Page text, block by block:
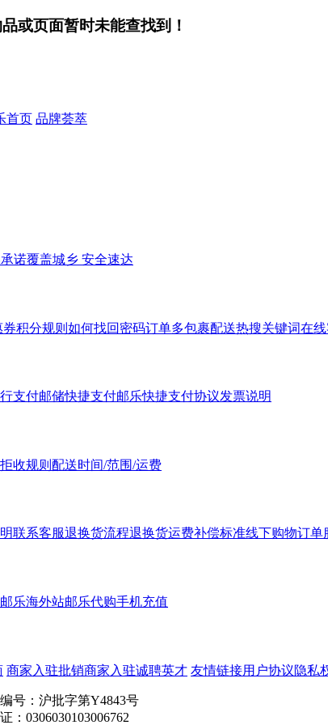
或页面暂时未能查找到！
首页 品牌荟萃
诺覆盖城乡 安全速达
券积分规则 如何找回密码订单多包裹配送热搜关键词在线
支付邮储快捷支付邮乐快捷支付协议发票说明
收规则 配送时间/范围/运费
联系客服退换货流程退换货运费补偿标准线下购物订单
邮乐海外站邮乐代购手机充值
商家入驻批销商家入驻诚聘英才 友情链接用户协议隐私
号：沪批字第Y4843号
：0306030103006762